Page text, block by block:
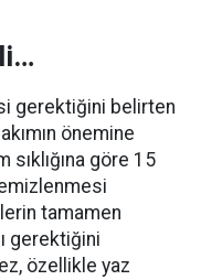
gerektiğini belirten
önemine
göre 15
tamamen
gerektiğini
özellikle yaz